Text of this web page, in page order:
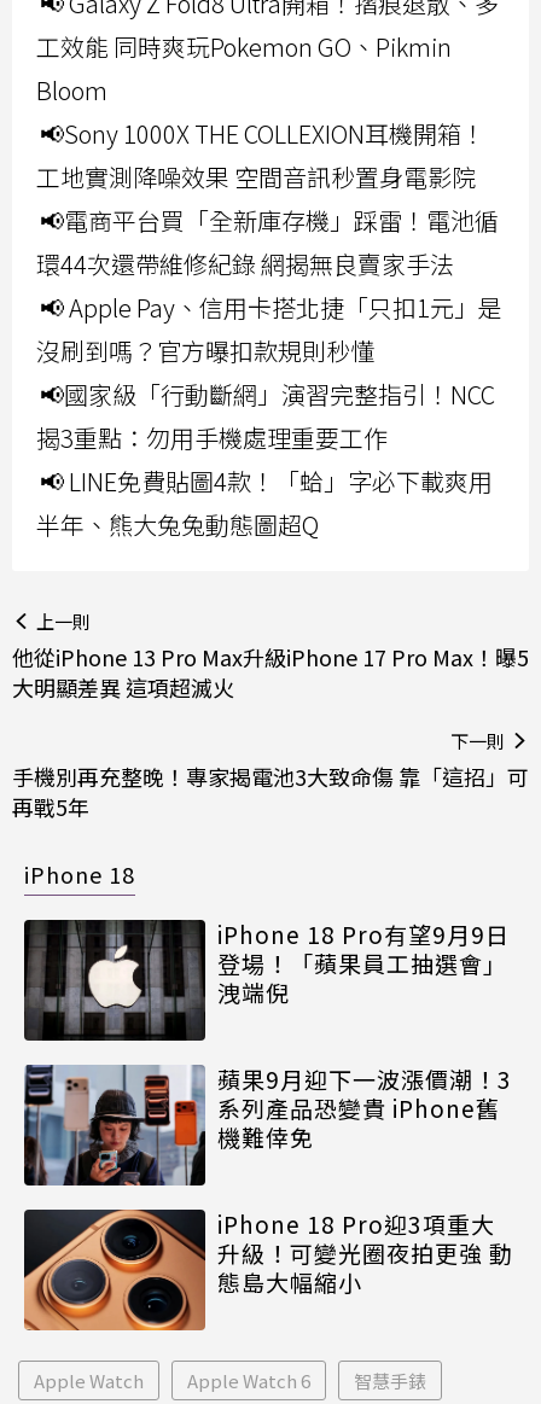
工效能 同時爽玩Pokemon GO、Pikmin
Bloom
📢Sony 1000X THE COLLEXION耳機開箱！
工地實測降噪效果 空間音訊秒置身電影院
📢電商平台買「全新庫存機」踩雷！電池循
環44次還帶維修紀錄 網揭無良賣家手法
📢 Apple Pay、信用卡搭北捷「只扣1元」是
沒刷到嗎？官方曝扣款規則秒懂
📢國家級「行動斷網」演習完整指引！NCC
揭3重點：勿用手機處理重要工作
📢 LINE免費貼圖4款！「蛤」字必下載爽用
半年、熊大兔兔動態圖超Q
上一則
他從iPhone 13 Pro Max升級iPhone 17 Pro Max！曝5
大明顯差異 這項超滅火
下一則
手機別再充整晚！專家揭電池3大致命傷 靠「這招」可
再戰5年
iPhone 18
iPhone 18 Pro有望9月9日
登場！「蘋果員工抽選會」
洩端倪
蘋果9月迎下一波漲價潮！3
系列產品恐變貴 iPhone舊
機難倖免
iPhone 18 Pro迎3項重大
升級！可變光圈夜拍更強 動
態島大幅縮小
Apple Watch Apple Watch 6 智慧手錶